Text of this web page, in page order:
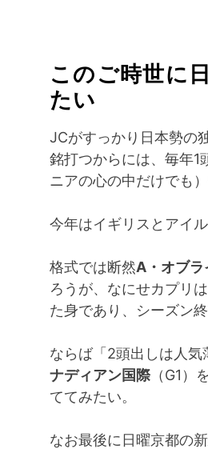
このご時世に
たい
JCがすっかり日本勢の
銘打つからには、毎年1
ニアの心の中だけでも）
今年はイギリスとアイ
格式では断然A・オブラ
ろうが、なにせカプリは
た身であり、シーズン
ならば「2頭出しは人
ナディアン国際（G1）
ててみたい。
なお最後に日曜京都の